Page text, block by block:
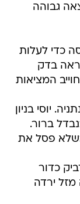
גבוהה
כדי לעלות
בדק
המציאות
יוסי בניון
ברור.
פסל את
כדור
ירדה